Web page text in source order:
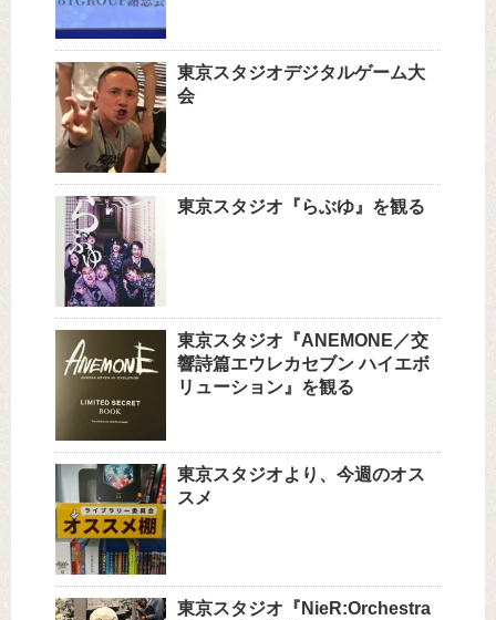
東京スタジオデジタルゲーム大
会
東京スタジオ『らぶゆ』を観る
東京スタジオ『ANEMONE／交
響詩篇エウレカセブン ハイエボ
リューション』を観る
東京スタジオより、今週のオス
スメ
東京スタジオ『NieR:Orchestra